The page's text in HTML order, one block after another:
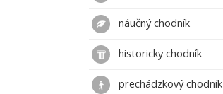
náučný chodník
historicky chodník
prechádzkový chodník